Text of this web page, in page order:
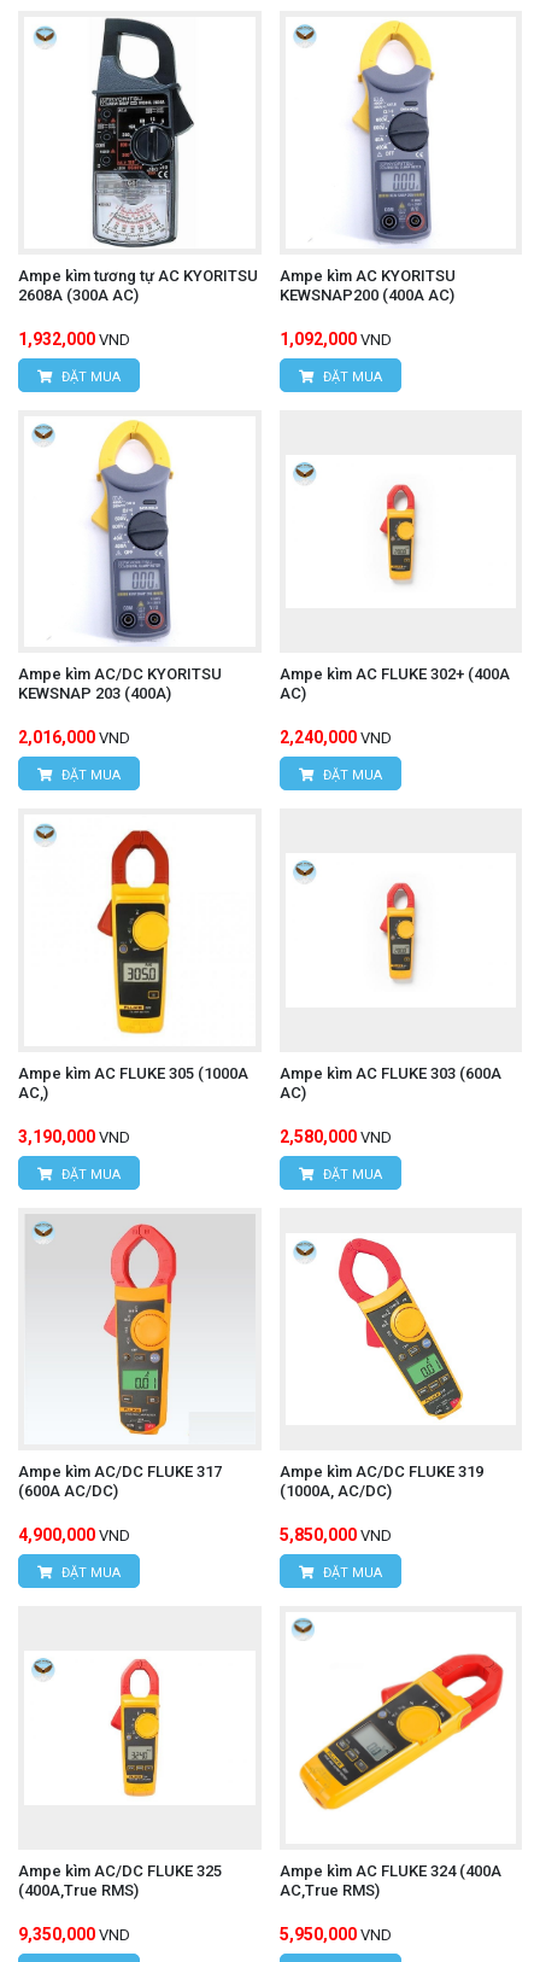
Ampe kìm tương tự AC KYORITSU
2608A (300A AC)
1,932,000 VND
ĐẶT MUA
Ampe kìm AC KYORITSU
KEWSNAP200 (400A AC)
1,092,000 VND
ĐẶT MUA
Ampe kìm AC/DC KYORITSU
KEWSNAP 203 (400A)
2,016,000 VND
ĐẶT MUA
Ampe kìm AC FLUKE 302+ (400A
AC)
2,240,000 VND
ĐẶT MUA
Ampe kìm AC FLUKE 305 (1000A
AC,)
3,190,000 VND
ĐẶT MUA
Ampe kìm AC FLUKE 303 (600A
AC)
2,580,000 VND
ĐẶT MUA
Ampe kìm AC/DC FLUKE 317
(600A AC/DC)
4,900,000 VND
ĐẶT MUA
Ampe kìm AC/DC FLUKE 319
(1000A, AC/DC)
5,850,000 VND
ĐẶT MUA
Ampe kìm AC/DC FLUKE 325
(400A,True RMS)
9,350,000 VND
Ampe kìm AC FLUKE 324 (400A
AC,True RMS)
5,950,000 VND